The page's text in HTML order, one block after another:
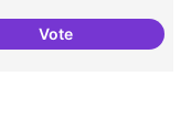
VoteAniversari de Can